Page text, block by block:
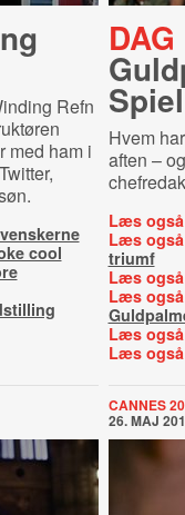
Refn
med ham i
cool
Hvem
aften –
Læs
Læs
triumf
Læs
Læs
Læs
Læs
CANNES
26. MAJ